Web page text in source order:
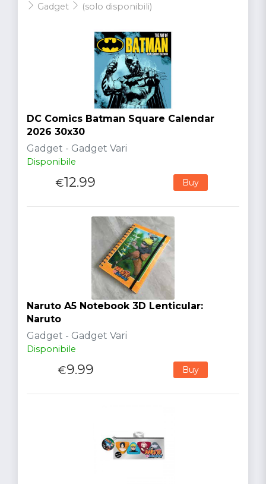
Gadget (solo disponibili)
DC Comics Batman Square Calendar
2026 30x30
Gadget - Gadget Vari
Disponibile
€12.99 Buy
Naruto A5 Notebook 3D Lenticular:
Naruto
Gadget - Gadget Vari
Disponibile
€9.99 Buy